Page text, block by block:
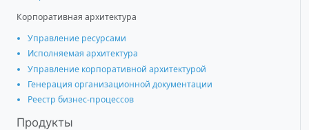
Корпоративная архитектура
Управление ресурсами
Исполняемая архитектура
Управление корпоративной архитектурой
Генерация организационной документации
Реестр бизнес-процессов
Продукты